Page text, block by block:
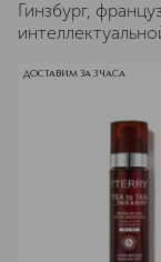
Гинзбург,
ДОСТАВИМ ЗА 3 ЧАСА